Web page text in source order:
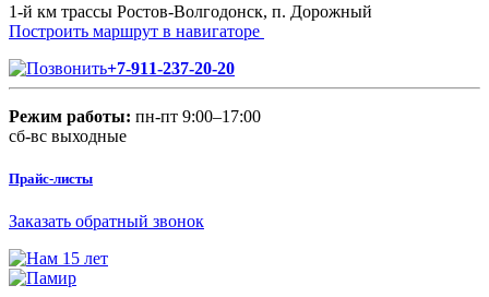
1-й км трассы Ростов-Волгодонск, п. Дорожный
Построить маршрут в навигаторе
+7-911-237-20-20
Режим работы: пн-пт 9:00–17:00
сб-вс выходные
Прайс-листы
Заказать обратный звонок